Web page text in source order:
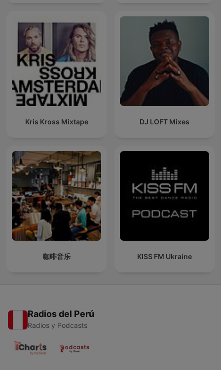
Kris Kross Mixtape DJ LOFT Mixes
咖啡音乐 KISS FM Ukraine
Radios del Perú
Radios y Podcasts